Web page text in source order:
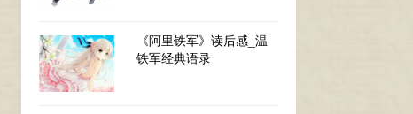
《阿里铁军》读后感_温
铁军经典语录